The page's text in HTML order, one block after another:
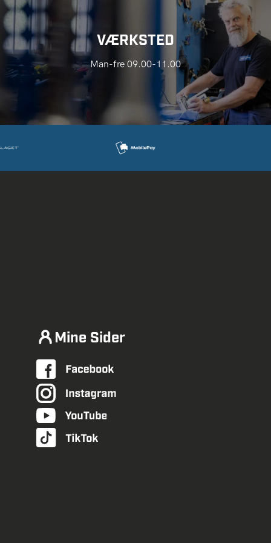
VÆRKSTED
Man-fre 09.00-11.00
Mine Sider